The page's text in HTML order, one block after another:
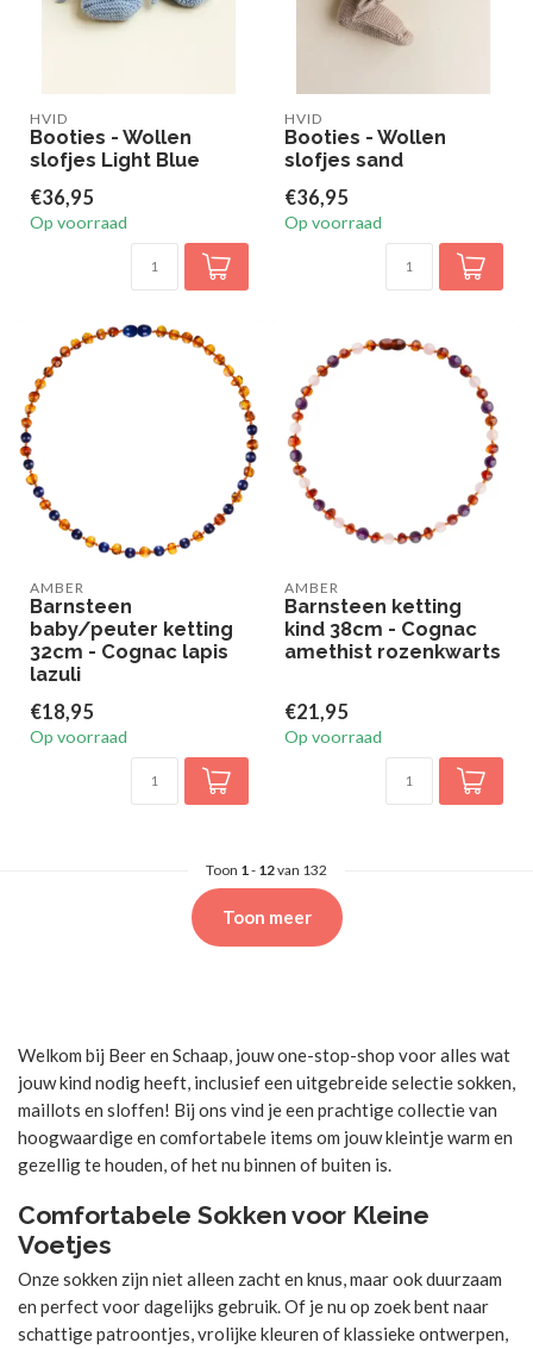
HVID
Booties - Wollen
slofjes Light Blue
€36,95
Op voorraad
HVID
Booties - Wollen
slofjes sand
€36,95
Op voorraad
AMBER
Barnsteen
baby/peuter ketting
32cm - Cognac lapis
lazuli
€18,95
Op voorraad
AMBER
Barnsteen ketting
kind 38cm - Cognac
amethist rozenkwarts
€21,95
Op voorraad
Toon 1- 12van 132
Toon meer
Welkom bij Beer en Schaap, jouw one-stop-shop voor alles wat
jouw kind nodig heeft, inclusief een uitgebreide selectie sokken,
maillots en sloffen! Bij ons vind je een prachtige collectie van
hoogwaardige en comfortabele items om jouw kleintje warm en
gezellig te houden, of het nu binnen of buiten is.
Comfortabele Sokken voor Kleine
Voetjes
Onze sokken zijn niet alleen zacht en knus, maar ook duurzaam
en perfect voor dagelijks gebruik. Of je nu op zoek bent naar
schattige patroontjes, vrolijke kleuren of klassieke ontwerpen,